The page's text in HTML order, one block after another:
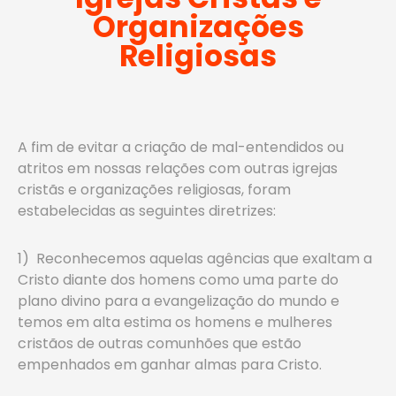
Organizações
Religiosas
A fim de evitar a criação de mal-entendidos ou
atritos em nossas relações com outras igrejas
cristãs e organizações religiosas, foram
estabelecidas as seguintes diretrizes:
1) Reconhecemos aquelas agências que exaltam a
Cristo diante dos homens como uma parte do
plano divino para a evangelização do mundo e
temos em alta estima os homens e mulheres
cristãos de outras comunhões que estão
empenhados em ganhar almas para Cristo.